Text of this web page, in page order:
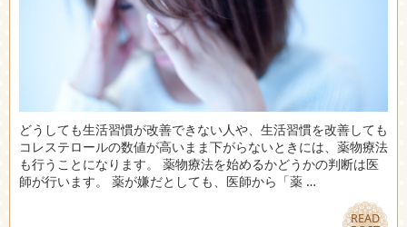
どうしても生活習慣が改善できない人や、生活習慣を改善しても
コレステロールの数値が高いまま下がらないときには、薬物療法
も行うことになります。 薬物療法を始めるかどうかの判断は医
師が行います。 薬が嫌だとしても、医師から「薬 …
READ
READ